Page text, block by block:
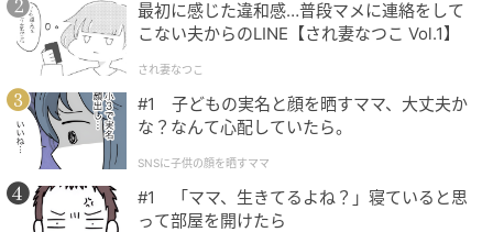
最初に感じた違和感…普段マメに連絡をして
こない夫からのLINE【され妻なつこ Vol.1】
され妻なつこ
#1 子どもの実名と顔を晒すママ、大丈夫か
な？なんて心配していたら。
SNSに子供の顔を晒すママ
#1 「ママ、生きてるよね？」寝ていると思
って部屋を開けたら